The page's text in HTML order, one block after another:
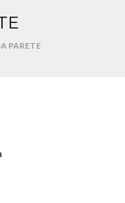
PARETE